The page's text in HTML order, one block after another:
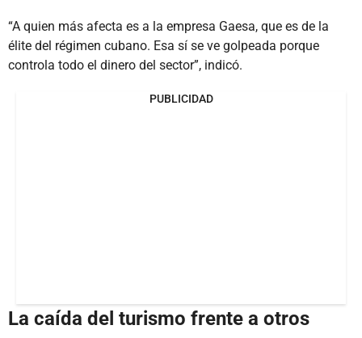
“A quien más afecta es a la empresa Gaesa, que es de la
élite del régimen cubano. Esa sí se ve golpeada porque
controla todo el dinero del sector”, indicó.
PUBLICIDAD
La caída del turismo frente a otros